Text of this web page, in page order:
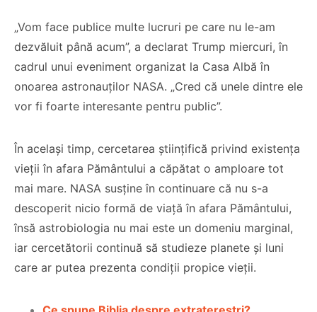
de Lege
modelul
și
Ben
Ardelean
CITEȘTE
Co-fondatorul
Bisericii Sataniste
din Africa de Sud,
renuntă după ce
experimenteaza
dragostea lui
CITEȘTE
„Vom face publice multe lucruri pe care nu le-am
dezvăluit până acum”, a declarat Trump miercuri, în
cadrul unui eveniment organizat la Casa Albă în
onoarea astronauților NASA. „Cred că unele dintre ele
vor fi foarte interesante pentru public”.
În același timp, cercetarea științifică privind existența
vieții în afara Pământului a căpătat o amploare tot
mai mare. NASA susține în continuare că nu s-a
descoperit nicio formă de viață în afara Pământului,
însă astrobiologia nu mai este un domeniu marginal,
iar cercetătorii continuă să studieze planete și luni
care ar putea prezenta condiții propice vieții.